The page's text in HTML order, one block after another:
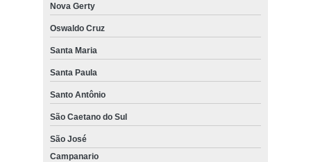
Nova Gerty
Oswaldo Cruz
Santa Maria
Santa Paula
Santo Antônio
São Caetano do Sul
São José
Campanario